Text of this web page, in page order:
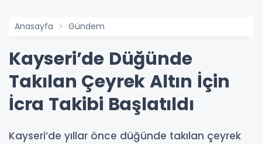
Anasayfa Gündem
Kayseri’de Düğünde
Takılan Çeyrek Altın İçin
İcra Takibi Başlatıldı
Kayseri’de yıllar önce düğünde takılan çeyrek